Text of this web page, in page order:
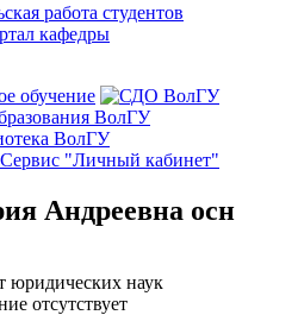
работа студентов
кафедры
обучение
ВолГУ
ВолГУ
Сервис "Личный кабинет"
Андреевна осн
юридических наук
отсутствует